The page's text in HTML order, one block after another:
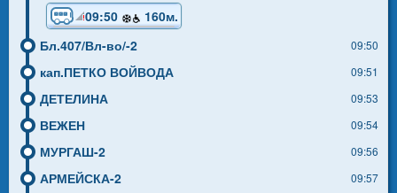
Разписание
Как Да Стигна?
Инфо
09:50
160м.
Бл.407/Вл-во/-2
09:50
кап.ПЕТКО ВОЙВОДА 09:51
ДЕТЕЛИНА 09:53
ВЕЖЕН 09:54
МУРГАШ-2 09:56
АРМЕЙСКА-2 09:57